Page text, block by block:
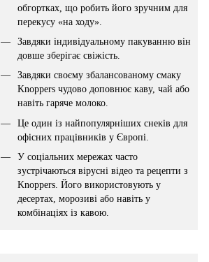
обгортках, що робить його зручним для
перекусу «на ходу».
Завдяки індивідуальному пакуванню він
довше зберігає свіжість.
Завдяки своєму збалансованому смаку
Knoppers чудово доповнює каву, чай або
навіть гаряче молоко.
Це один із найпопулярніших снеків для
офісних працівників у Європі.
У соціальних мережах часто
зустрічаються вірусні відео та рецепти з
Knoppers. Його використовують у
десертах, морозиві або навіть у
комбінаціях із кавою.